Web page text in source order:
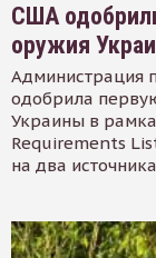
США
оружия
Администрация
одобрила
Украины в
Requirements
на два